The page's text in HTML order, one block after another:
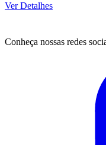
Ver Detalhes
Conheça nossas redes